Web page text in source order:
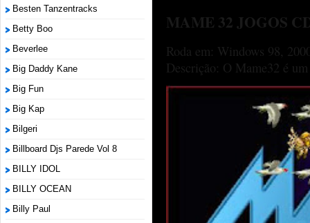
Besten Tanzentracks
Betty Boo
Beverlee
Big Daddy Kane
Big Fun
Big Kap
Bilgeri
Billboard Djs Parede Vol 8
BILLY IDOL
BILLY OCEAN
Billy Paul
MAME 32 JOGOS
Roda em: Windows 98,
Descrição: O Mame32 é